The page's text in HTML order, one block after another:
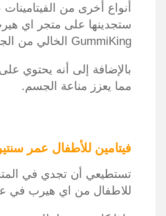
أنواع أخرى من
ستجدينها على متجر اي
GummiKing‏ الخالي من الجلوتين.
بالإضافة إلى أنه يحتوي
مما يعزز مناعة الجسم.
فيتامين للأطفال عمر
تستطيعي أن تجدي في
للاطفال من اي هيرب في